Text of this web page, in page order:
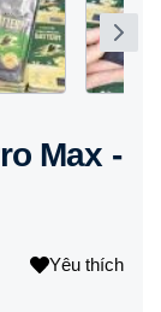
Max -
Yêu thích